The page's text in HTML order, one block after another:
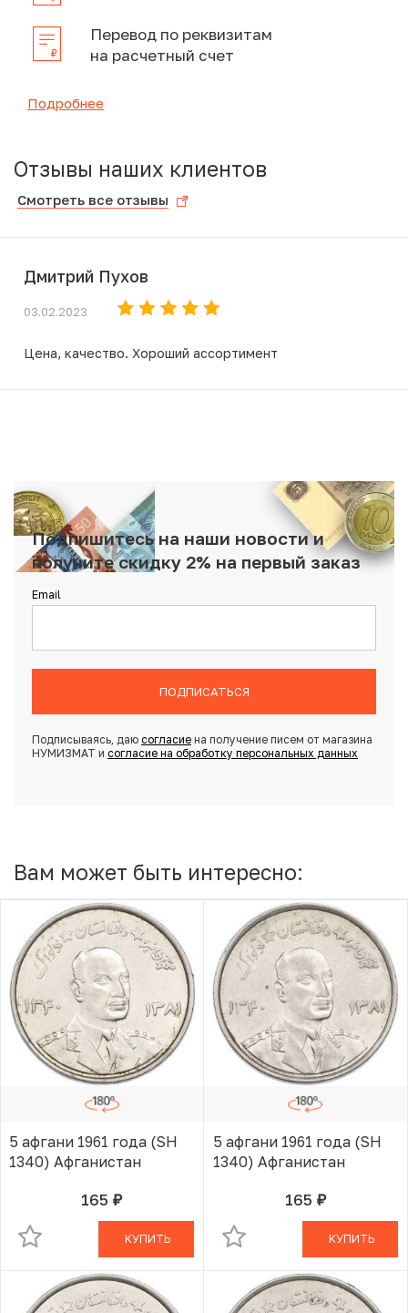
Перевод по реквизитам
на расчетный счет
Подробнее
Отзывы наших клиентов
Смотреть все отзывы
Дмитрий Пухов
03.02.2023
Цена, качество. Хороший ассортимент
Подпишитесь на наши новости и
получите скидку 2% на первый заказ
Email
ПОДПИСАТЬСЯ
Подписываясь, даю согласиена получение писем от магазина
НУМИЗМАТ и согласие на обработку персональных данных
Вам может быть интересно:
5 афгани 1961 года (SH
1340) Афганистан
165 руб.В КОРЗИНЕ
КУПИТЬ
5 афгани 1961 года (SH
1340) Афганистан
165 руб.В КОРЗИНЕ
КУПИТЬ